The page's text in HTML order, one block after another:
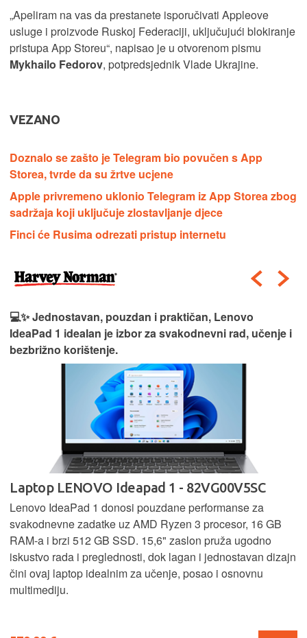
„Apeliram na vas da prestanete isporučivati Appleove
usluge i proizvode Ruskoj Federaciji, uključujući blokiranje
pristupa App Storeu“, napisao je u otvorenom pismu
Mykhailo Fedorov, potpredsjednik Vlade Ukrajine.
VEZANO
Doznalo se zašto je Telegram bio povučen s App
Storea, tvrde da su žrtve ucjene
Apple privremeno uklonio Telegram iz App Storea zbog
sadržaja koji uključuje zlostavljanje djece
Finci će Rusima odrezati pristup internetu
💻✨ Jednostavan, pouzdan i praktičan, Lenovo
IdeaPad 1 idealan je izbor za svakodnevni rad, učenje i
bezbrižno korištenje.
Laptop LENOVO Ideapad 1 - 82VG00V5SC
Lenovo IdeaPad 1 donosi pouzdane performanse za
svakodnevne zadatke uz AMD Ryzen 3 procesor, 16 GB
RAM-a i brzi 512 GB SSD. 15,6" zaslon pruža ugodno
iskustvo rada i preglednosti, dok lagan i jednostavan dizajn
čini ovaj laptop idealnim za učenje, posao i osnovnu
multimediju.